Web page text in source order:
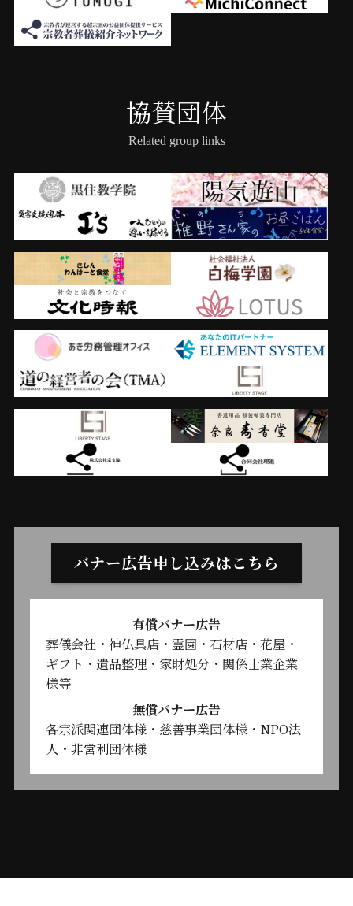
協賛団体
Related group links
バナー広告申し込みはこちら
有償バナー広告
葬儀会社・神仏具店・霊園・石材店・花屋・
ギフト・遺品整理・家財処分・関係士業企業
様等
無償バナー広告
各宗派関連団体様・慈善事業団体様・NPO法
人・非営利団体様